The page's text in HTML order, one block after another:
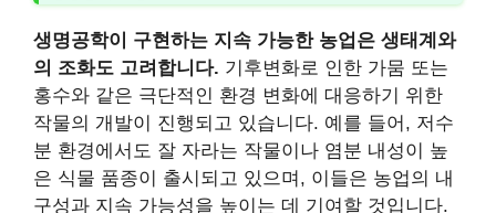
생명공학이 구현하는 지속 가능한 농업은 생태계와
의 조화도 고려합니다. 기후변화로 인한 가뭄 또는
홍수와 같은 극단적인 환경 변화에 대응하기 위한
작물의 개발이 진행되고 있습니다. 예를 들어, 저수
분 환경에서도 잘 자라는 작물이나 염분 내성이 높
은 식물 품종이 출시되고 있으며, 이들은 농업의 내
구성과 지속 가능성을 높이는 데 기여할 것입니다.